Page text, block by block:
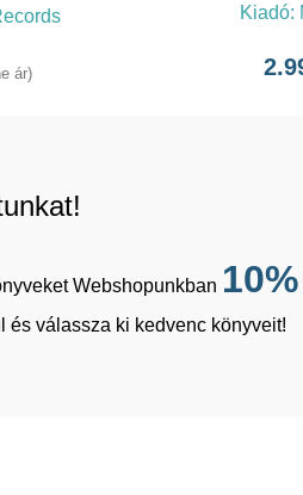
ár)
Kiadó:
Webshopunkban 10%
és válassza ki kedvenc könyveit!